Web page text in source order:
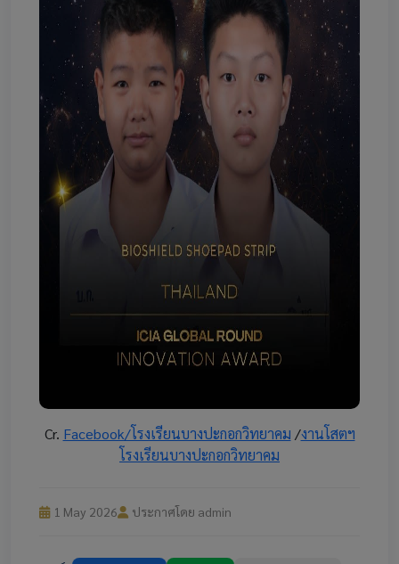
Cr. Facebook/โรงเรียนบางปะกอกวิทยาคม /งานโสตฯ
โรงเรียนบางปะกอกวิทยาคม
1 May 2026 ประกาศโดย admin